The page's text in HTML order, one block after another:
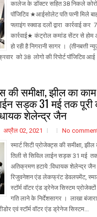
कालेज के डॉक्टर सहित 38 निकले
पॉजिटिव ★आईसोलेट पति पत्नी मिले
फ्लाइंग स्क्वाड दलों द्वारा कार्रवाई कर
कार्रवाई★ कंट्रोल कमांड सेंटर से होम
हो रही है निगरानी सागर । (तीनबत्ती
को 38 लोगो की रिपोर्ट पॉजिटिव
की समीक्षा, झील का
सड़क 31 मई तक
शेलेन्द्र जैन
अप्रैल 02, 2021
No
स्मार्ट सिटी प्रोजेक्ट्स की समीक्षा,
तिली से सिविल लाईन सड़क 31 मई
अतिक्रमण हटाये :विधायक शेलेन्द्र
रिजुवनेशन एंड लेकफ्रंट डेवलपमेंट,
स्टाॅर्म वाॅटर एंड ड्रेनेज सिस्टम प्रोजेक्टों
गति लाने के निर्देशसागर । लाखा
एवं स्टाॅर्म वाॅटर एंड ड्रेनेज सिस्टम...